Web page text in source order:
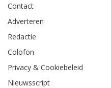
Contact
Adverteren
Redactie
Colofon
Privacy & Cookiebeleid
Nieuwsscript